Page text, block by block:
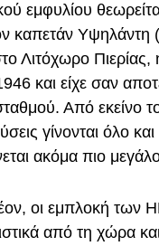
εμφυλίου
καπετάν Υψηλάντη
Πιερίας,
και είχε σαν
Από εκείνο
γίνονται όλο
ακόμα πιο
οι εμπλοκή των
από τη χώρα